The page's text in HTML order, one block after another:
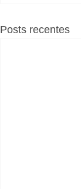
Posts recentes